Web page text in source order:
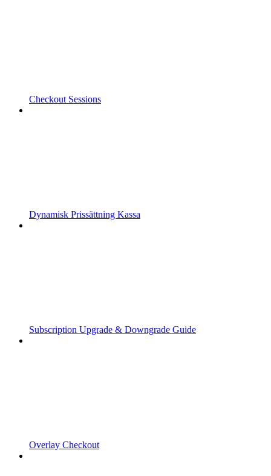
Checkout Sessions
Dynamisk Prissättning Kassa
Subscription Upgrade & Downgrade Guide
Overlay Checkout